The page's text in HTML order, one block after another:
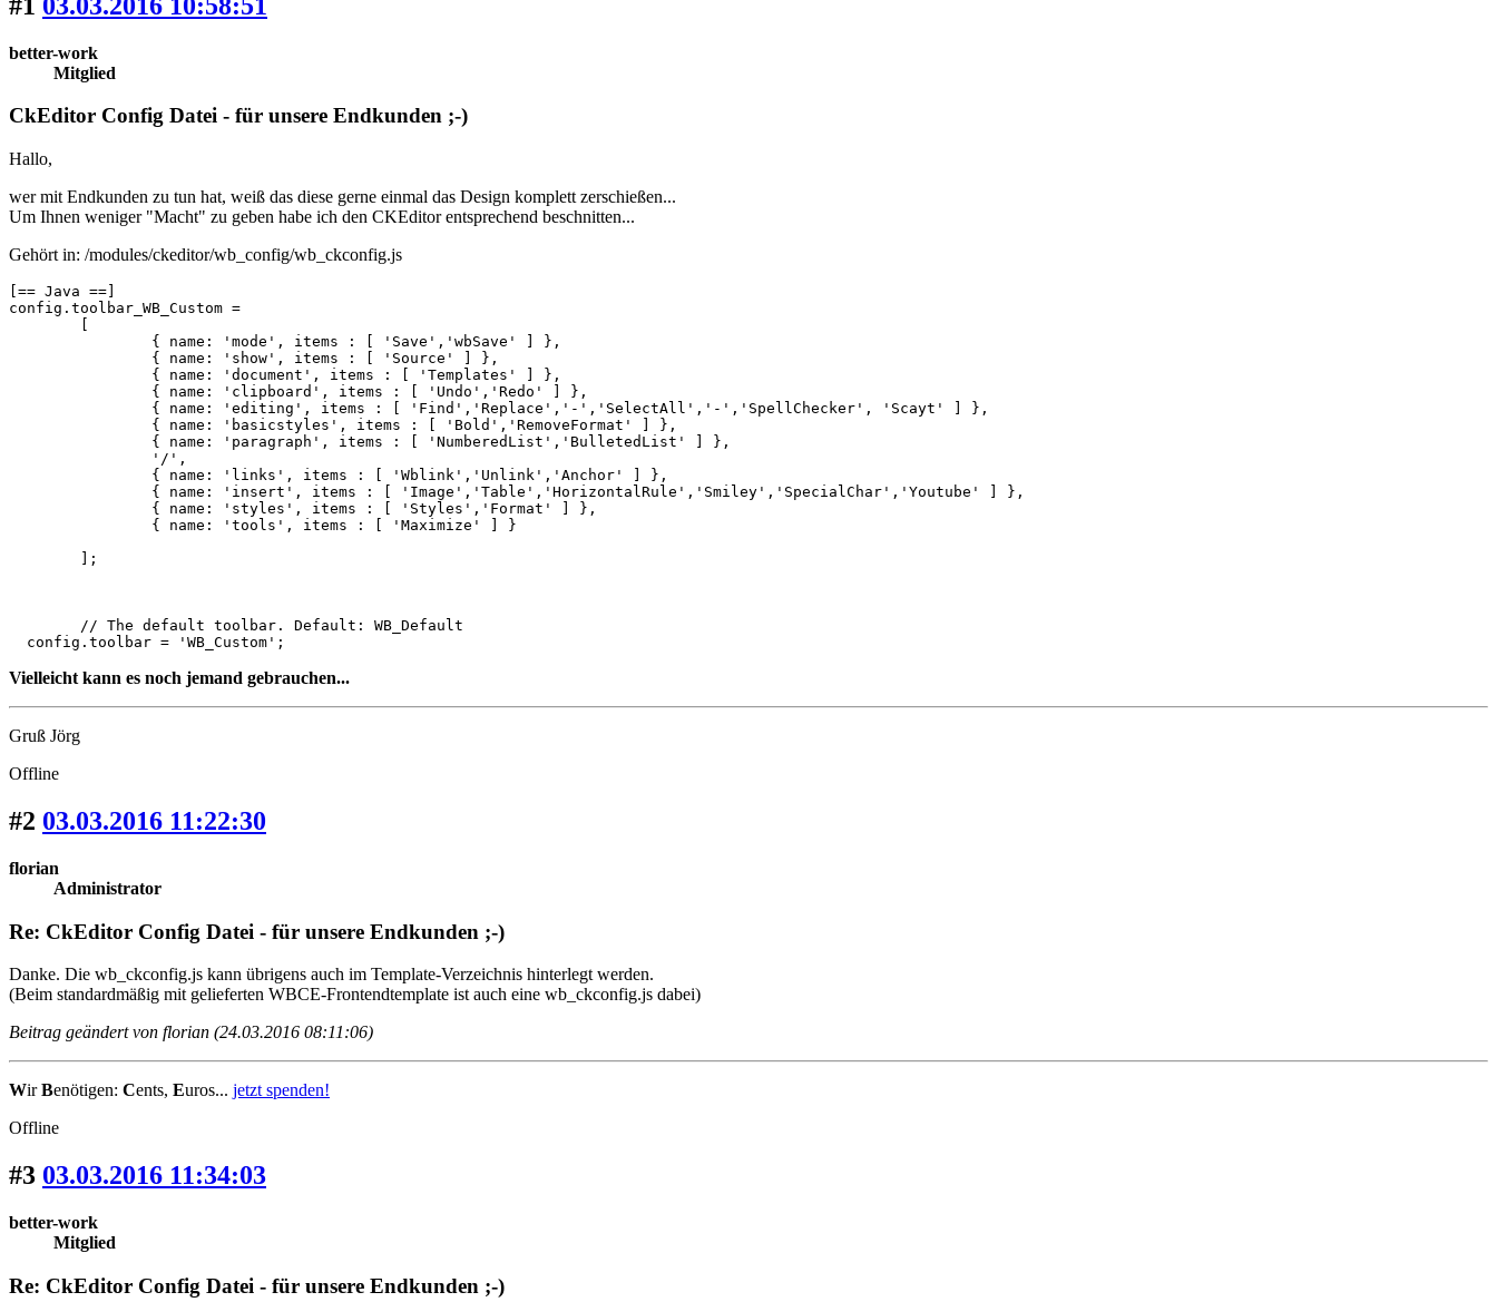
better-work
Mitglied
CkEditor Config Datei - für unsere Endkunden ;-)
Hallo,
wer mit Endkunden zu tun hat, weiß das diese gerne einmal das Design komplett zerschießen...
Um Ihnen weniger "Macht" zu geben habe ich den CKEditor entsprechend beschnitten...
Gehört in: /modules/ckeditor/wb_config/wb_ckconfig.js
[== Java ==]
config.toolbar_WB_Custom =
  config.toolbar = 'WB_Custom';
Vielleicht kann es noch jemand gebrauchen...
Gruß Jörg
Offline
#2 03.03.2016 11:22:30
florian
Administrator
Re: CkEditor Config Datei - für unsere Endkunden ;-)
Danke. Die wb_ckconfig.js kann übrigens auch im Template-Verzeichnis hinterlegt werden.
(Beim standardmäßig mit gelieferten WBCE-Frontendtemplate ist auch eine wb_ckconfig.js dabei)
Beitrag geändert von florian (24.03.2016 08:11:06)
WirBenötigen: Cents, Euros... jetzt spenden!
Offline
#3 03.03.2016 11:34:03
better-work
Mitglied
Re: CkEditor Config Datei - für unsere Endkunden ;-)